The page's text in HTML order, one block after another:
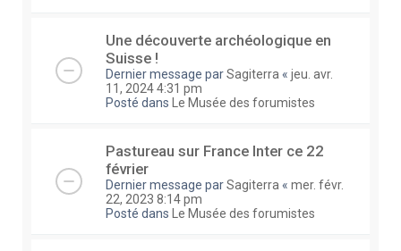
Une découverte archéologique en
Suisse !
Dernier message parSagiterra « jeu. avr.
11, 2024 4:31 pm
Posté dans
Le Musée des forumistes
Pastureau sur France Inter ce 22
février
Dernier message parSagiterra « mer. févr.
22, 2023 8:14 pm
Posté dans
Le Musée des forumistes